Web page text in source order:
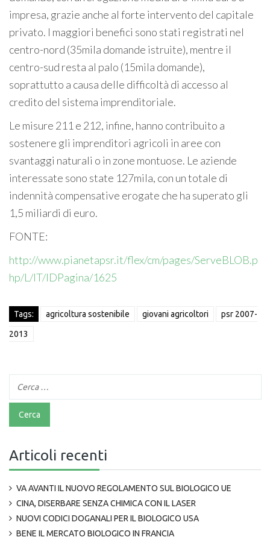
impresa, grazie anche al forte intervento del capitale
privato. I maggiori benefici sono stati registrati nel
centro-nord (35mila domande istruite), mentre il
centro-sud resta al palo (15mila domande),
soprattutto a causa delle difficoltà di accesso al
credito del sistema imprenditoriale.
Le misure 211 e 212, infine, hanno contribuito a
sostenere gli imprenditori agricoli in aree con
svantaggi naturali o in zone montuose. Le aziende
interessate sono state 127mila, con un totale di
indennità compensative erogate che ha superato gli
1,5 miliardi di euro.
FONTE:
http://www.pianetapsr.it/flex/cm/pages/ServeBLOB.p
hp/L/IT/IDPagina/1625
Tags: agricoltura sostenibile giovani agricoltori psr 2007-
2013
Articoli recenti
VA AVANTI IL NUOVO REGOLAMENTO SUL BIOLOGICO UE
CINA, DISERBARE SENZA CHIMICA CON IL LASER
NUOVI CODICI DOGANALI PER IL BIOLOGICO USA
BENE IL MERCATO BIOLOGICO IN FRANCIA